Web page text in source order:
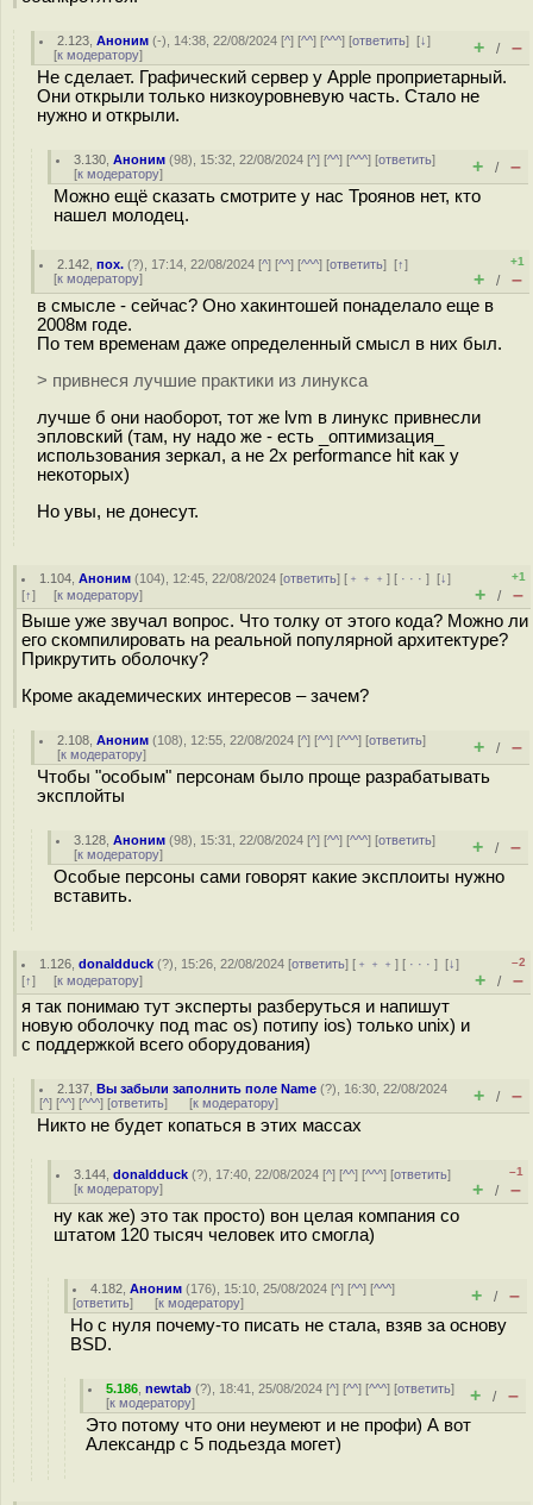
2.123 ,Аноним (-), 14:38, 22/08/2024 [^] [^^] [^^^] [ответить][↓]
[к модератору] + / –
Не сделает. Графический сервер у Apple проприетарный.
Они открыли только низкоуровневую часть. Стало не
нужно и открыли.
3.130 ,Аноним (98), 15:32, 22/08/2024 [^] [^^] [^^^] [ответить]
[к модератору] + / –
Можно ещё сказать смотрите у нас Троянов нет, кто
нашел молодец.
2.142 ,пох. (?), 17:14, 22/08/2024 [^] [^^] [^^^] [ответить][↑]
[к модератору]
+1
+ / –
в смысле - сейчас? Оно хакинтошей понаделало еще в
2008м годе.
По тем временам даже определенный смысл в них был.
> привнеся лучшие практики из линукса
лучше б они наоборот, тот же lvm в линукс привнесли
эпловский (там, ну надо же - есть _оптимизация_
использования зеркал, а не 2x performance hit как у
некоторых)
Но увы, не донесут.
1.104 ,Аноним (104), 12:45, 22/08/2024 [ответить] [ ﹢﹢﹢] [ · · ·][↓]
[↑] [к модератору]
+1
+ / –
Выше уже звучал вопрос. Что толку от этого кода? Можно ли
его скомпилировать на реальной популярной архитектуре?
Прикрутить оболочку?
Кроме академических интересов – зачем?
2.108 ,Аноним (108), 12:55, 22/08/2024 [^] [^^] [^^^] [ответить]
[к модератору] + / –
Чтобы "особым" персонам было проще разрабатывать
эксплойты
3.128 ,Аноним (98), 15:31, 22/08/2024 [^] [^^] [^^^] [ответить]
[к модератору] + / –
Особые персоны сами говорят какие эксплоиты нужно
вставить.
1.126 ,donaldduck (?), 15:26, 22/08/2024 [ответить] [ ﹢﹢﹢] [ · · ·][↓]
[↑] [к модератору]
–2
+ / –
я так понимаю тут эксперты разберуться и напишут
новую оболочку под mac os) потипу ios) только unix) и
с поддержкой всего оборудования)
2.137 ,Вы забыли заполнить поле Name (?), 16:30, 22/08/2024
[^] [^^] [^^^] [ответить] [к модератору] + / –
Никто не будет копаться в этих массах
3.144 ,donaldduck (?), 17:40, 22/08/2024 [^] [^^] [^^^] [ответить]
[к модератору]
–1
+ / –
ну как же) это так просто) вон целая компания со
штатом 120 тысяч человек ито смогла)
4.182 ,Аноним (176), 15:10, 25/08/2024 [^] [^^] [^^^]
[ответить] [к модератору] + / –
Но с нуля почему-то писать не стала, взяв за основу
BSD.
5.186 ,newtab (?), 18:41, 25/08/2024 [^] [^^] [^^^] [ответить]
[к модератору] + / –
Это потому что они неумеют и не профи) А вот
Александр с 5 подьезда могет)